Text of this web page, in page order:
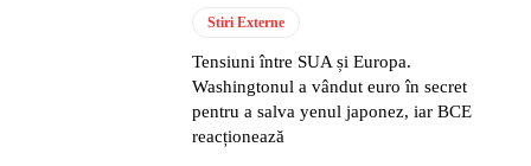
Stiri Externe
Tensiuni între SUA și Europa.
Washingtonul a vândut euro în secret
pentru a salva yenul japonez, iar BCE
reacționează